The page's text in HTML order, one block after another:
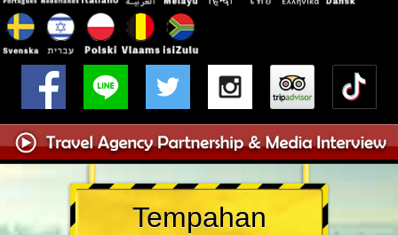
Tempahan